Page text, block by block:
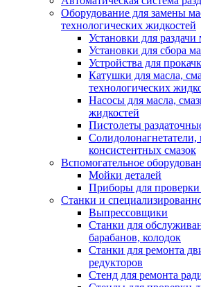
Оборудование для замены
технологических жидкостей
Установки для раздачи
Установки для сбора
Устройства для
Катушки для масла,
технологических
Насосы для масла,
жидкостей
Пистолеты
консистентных смазок
Вспомогательное
Мойки деталей
Приборы для
Станки и
Выпрессовщики
Станки для
барабанов, колодок
Станки для ремонта
редукторов
Стенд для ремонта